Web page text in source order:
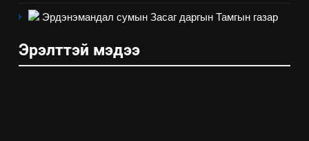
зохион байгуулах арга
ТАЗ-ЫН САЛБАР ЗӨВЛӨЛ
6
Эрдэнэмандал сумын Засаг даргын Тамгын газар
Эрэлттэй мэдээ